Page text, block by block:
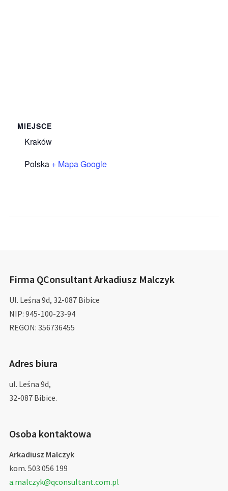
MIEJSCE
Kraków
Polska + Mapa Google
Firma QConsultant Arkadiusz Malczyk
Ul. Leśna 9d, 32-087 Bibice
NIP: 945-100-23-94
REGON: 356736455
Adres biura
ul. Leśna 9d,
32-087 Bibice.
Osoba kontaktowa
Arkadiusz Malczyk
kom. 503 056 199
a.malczyk@qconsultant.com.pl